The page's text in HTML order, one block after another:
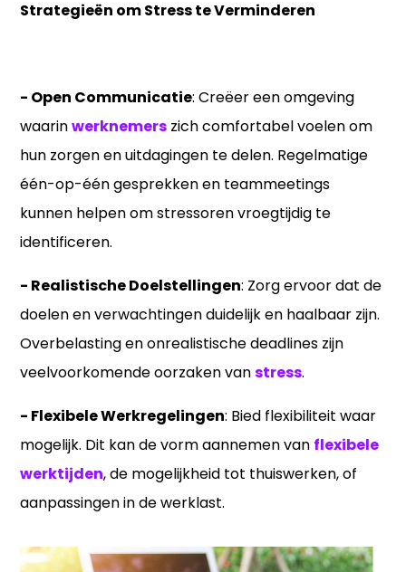
Strategieën om Stress te Verminderen
- Open Communicatie: Creëer een omgeving
waarinwerknemers zich comfortabel voelen om
hun zorgen en uitdagingen te delen. Regelmatige
één-op-één gesprekken en teammeetings
kunnen helpen om stressoren vroegtijdig te
identificeren.
- Realistische Doelstellingen: Zorg ervoor dat de
doelen en verwachtingen duidelijk en haalbaar zijn.
Overbelasting en onrealistische deadlines zijn
veelvoorkomende oorzaken vanstress.
- Flexibele Werkregelingen: Bied flexibiliteit waar
mogelijk. Dit kan de vorm aannemen van flexibele
werktijden, de mogelijkheid tot thuiswerken, of
aanpassingen in de werklast.